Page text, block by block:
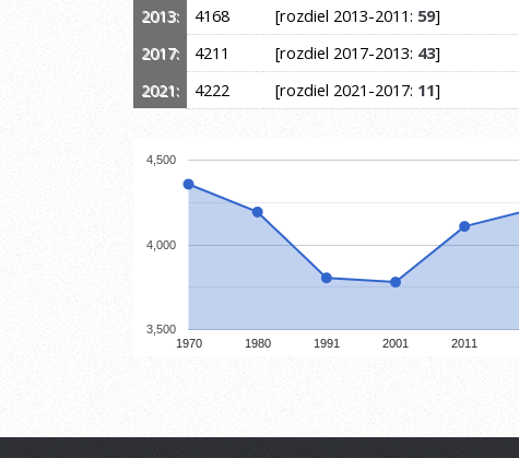
2013:
4168 [rozdiel 2013-2011: 59]
2017:
4211 [rozdiel 2017-2013: 43]
2021:
4222 [rozdiel 2021-2017: 11]
1970 1980 1991 2001 2011
3,500
4,000
4,500